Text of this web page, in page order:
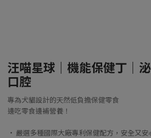
汪喵星球｜機能保健丁｜
口腔
專為犬貓設計的天然低負擔保健零食
邊吃零食邊補營養！
• 嚴選多種國際大廠專利保健配方，安全又安